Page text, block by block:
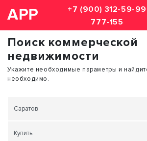
АРР
+7 (900) 312-59-99
777-155
Поиск коммерческой
недвижимости
Укажите необходимые параметры и
необходимо.
Саратов
Купить